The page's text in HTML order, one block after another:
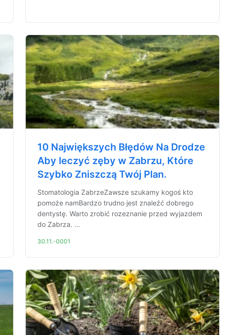
10 Największych Błędów Na Drodze
Aby leczyć zęby w Zabrzu, Które
Szybko Zniszczą Twój Plan.
Stomatologia ZabrzeZawsze szukamy kogoś kto
pomoże namBardzo trudno jest znaleźć dobrego
dentystę. Warto zrobić rozeznanie przed wyjazdem
do Zabrza. ...
30.11.-0001